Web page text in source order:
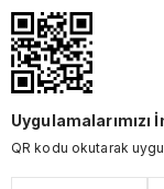
Uygulamalarımızı
QR kodu okutarak